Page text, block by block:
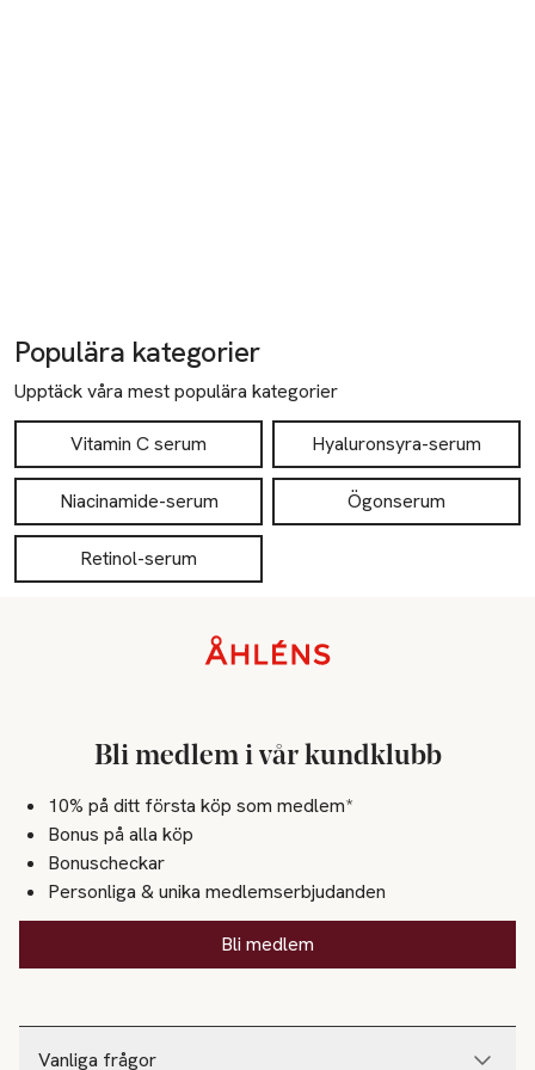
Populära kategorier
Upptäck våra mest populära kategorier
Vitamin C serum Hyaluronsyra-serum
Niacinamide-serum Ögonserum
Retinol-serum
Vanliga frågor
Bli medlem i vår kundklubb
10% på ditt första köp som medlem*
Bonus på alla köp
Bonuscheckar
Personliga & unika medlemserbjudanden
Bli medlem